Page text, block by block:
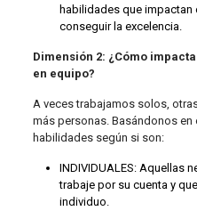
habilidades que impactan
conseguir la excelencia.
Dimensión 2: ¿Cómo
en equipo?
A veces trabajamos solos,
más personas. Basándonos
habilidades según si son:
INDIVIDUALES: Aquellas
trabaje por su cuenta y
individuo.